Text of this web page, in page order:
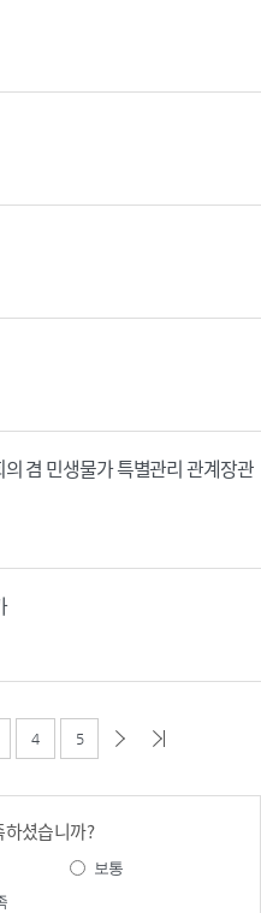
겸 민생물가 특별관리 관계장관
4 5
셨습니까?
보통